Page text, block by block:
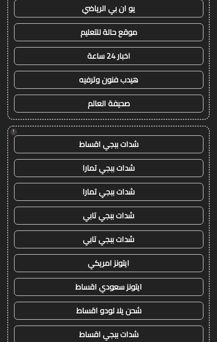
يو ان بي الرياضي
موقع حالة للتعليم
اخبار 24 ساعة
هيدب فنون وترفيه
صحيفة العالم
!
شدات ببجي اقساط
شدات ببجي تمارا
شدات ببجي تمارا
شدات ببجي تابي
شدات ببجي تابي
ايتونز امريكي
ايتونز سعودي اقساط
شحن يلا لودو اقساط
شدات ببجي اقساط